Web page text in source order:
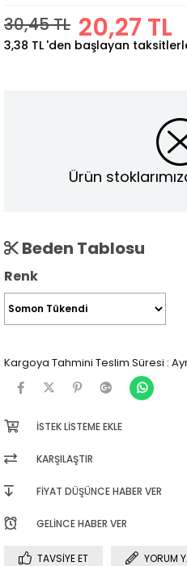
30,45 TL 20,27 TL
3,38 TL 'den başlayan
Ürün
Beden Tablosu
Renk
Kargoya Tahmini Teslim Süresi :
İSTEK LISTEME EKLE
KARŞILAŞTIR
FIYAT DÜŞÜNCE HABER VER
GELINCE HABER VER
TAVSIYE ET
YORUM